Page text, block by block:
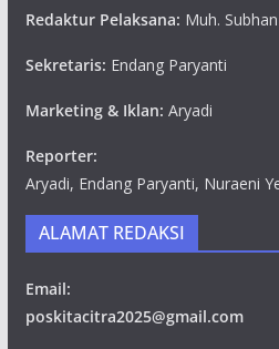
Redaktur Pelaksana: Muh.
Sekretaris: Endang Paryanti
Marketing & Iklan: Aryadi
Reporter:
Aryadi, Endang Paryanti, Nuraeni
ALAMAT REDAKSI
Email:
poskitacitra2025@gmail.com